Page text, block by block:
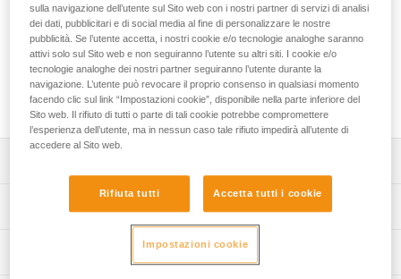
Grilli che consentono di collegare il sedile (confezione da
2)
Grilli che consentono di collegare il sedile. Il collegamento
sul punto di attacco apribile delle imbracature garantisce
un’integrazione ottimale dei dispositivi.
Consente il collegamento di un sedile su un punto di
attacco apribile delle imbracature.
Materiali: acciaio inossidabile
Informazioni tecniche
sulla navigazione dell’utente sul Sito web con i nostri partner di servizi di analisi
dei dati, pubblicitari e di social media al fine di personalizzare le nostre
pubblicità. Se l’utente accetta, i nostri cookie e/o tecnologie analoghe saranno
attivi solo sul Sito web e non seguiranno l’utente su altri siti. I cookie e/o
tecnologie analoghe dei nostri partner seguiranno l’utente durante la
navigazione. L’utente può revocare il proprio consenso in qualsiasi momento
facendo clic sul link “Impostazioni cookie”, disponibile nella parte inferiore del
Sito web. Il rifiuto di tutti o parte di tali cookie potrebbe compromettere
l’esperienza dell’utente, ma in nessun caso tale rifiuto impedirà all’utente di
accedere al Sito web.
Rifiuta tutti Accetta tutti i cookie
Impostazioni cookie